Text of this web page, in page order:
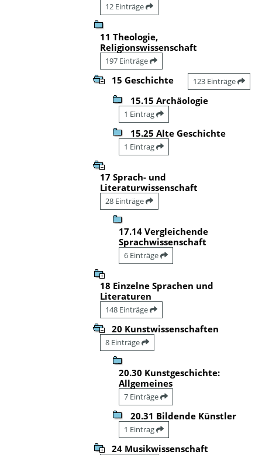
12 Einträge
11 Theologie,
Religionswissenschaft
197 Einträge
15 Geschichte 123 Einträge
15.15 Archäologie
1 Eintrag
15.25 Alte Geschichte
1 Eintrag
17 Sprach- und
Literaturwissenschaft
28 Einträge
17.14 Vergleichende
Sprachwissenschaft
6 Einträge
18 Einzelne Sprachen und
Literaturen
148 Einträge
20 Kunstwissenschaften
8 Einträge
20.30 Kunstgeschichte:
Allgemeines
7 Einträge
20.31 Bildende Künstler
1 Eintrag
24 Musikwissenschaft